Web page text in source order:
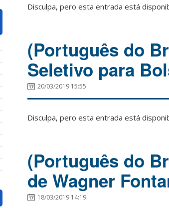
Disculpa, pero esta entrada está
(Português do
Seletivo para
20/03/2019 15:55
Disculpa, pero esta entrada está
(Português do
de Wagner
18/03/2019 14:19